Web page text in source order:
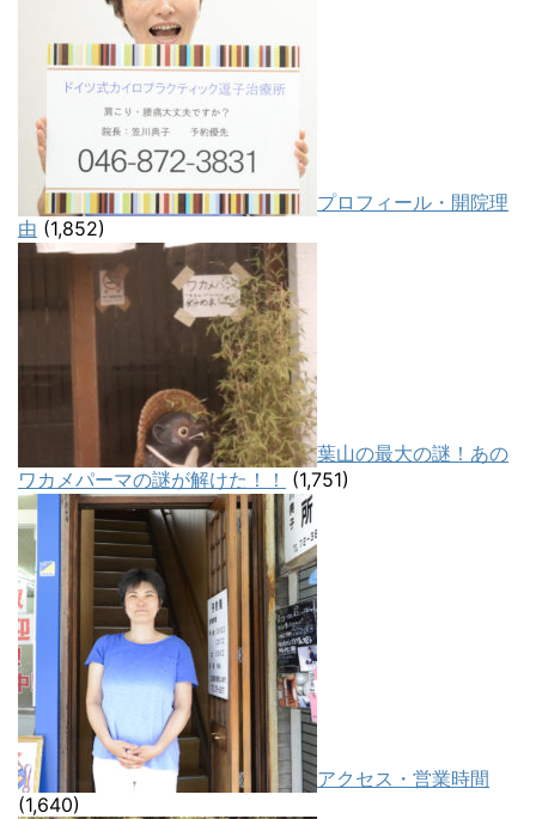
プロフィール・開院理
由 (1,852)
葉山の最大の謎！あの
ワカメパーマの謎が解けた！！
(1,751)
アクセス・営業時間
(1,640)